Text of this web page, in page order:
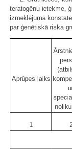
teratogēnu ietekme,
izmeklējumā
par ģenētiskā riska
Aprūpes laiks
1